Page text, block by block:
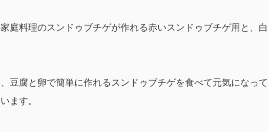
庭料理のスンドゥブチゲが作れる赤いスンドゥブチゲ用と、白
豆腐と卵で簡単に作れるスンドゥブチゲを食べて元気になって
ます。